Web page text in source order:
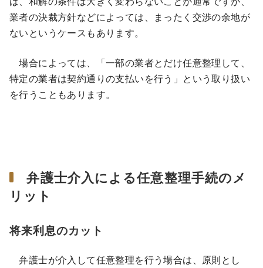
業者の決裁方針などによっては、まったく交渉の余地が
ないというケースもあります。
場合によっては、「一部の業者とだけ任意整理して、
特定の業者は契約通りの支払いを行う」という取り扱い
を行うこともあります。
弁護士介入による任意整理手続のメ
リット
将来利息のカット
弁護士が介入して任意整理を行う場合は、原則とし